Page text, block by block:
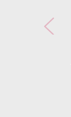
פעילות